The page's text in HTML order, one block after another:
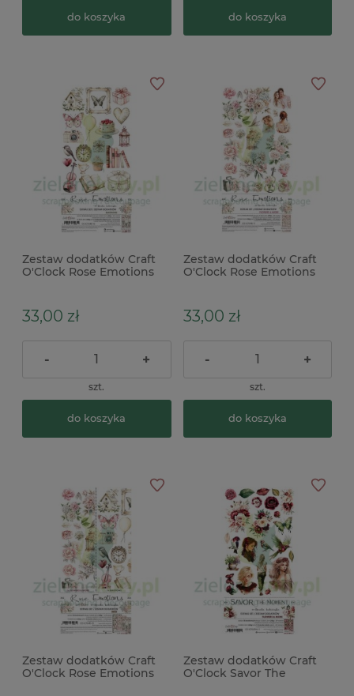
do koszyka do koszyka
Zestaw dodatków Craft
O'Clock Rose Emotions
33,00 zł
- +
szt.
do koszyka
Zestaw dodatków Craft
O'Clock Rose Emotions
33,00 zł
- +
szt.
do koszyka
Zestaw dodatków Craft
O'Clock Rose Emotions
Zestaw dodatków Craft
O'Clock Savor The